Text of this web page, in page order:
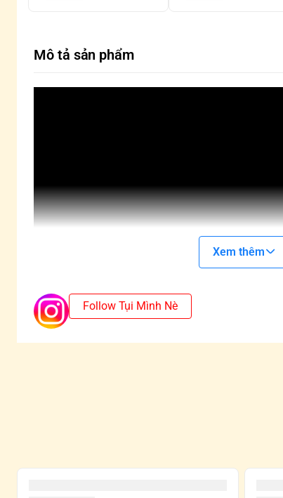
Mô tả sản phẩm
Nhãn Hàng: POPMART
Kích Thước: 7~9cm
mà bạn sẽ nhận được. Bạn sẽ không biết mình
Sự bất ngờ sẽ là một gia vị không thể thiếu cho
Các Blindbox ở cùng một SET sẽ không trùng
xuất hiện SECRET/CHASER thì sẽ mất một mẫu
Xem thêm
Follow Tụi Mình Nè